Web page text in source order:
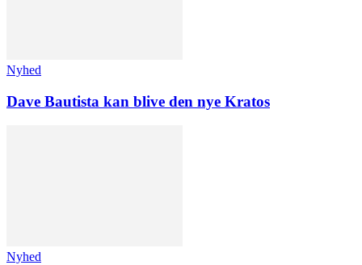
Nyhed
Dave Bautista kan blive den nye Kratos
Nyhed